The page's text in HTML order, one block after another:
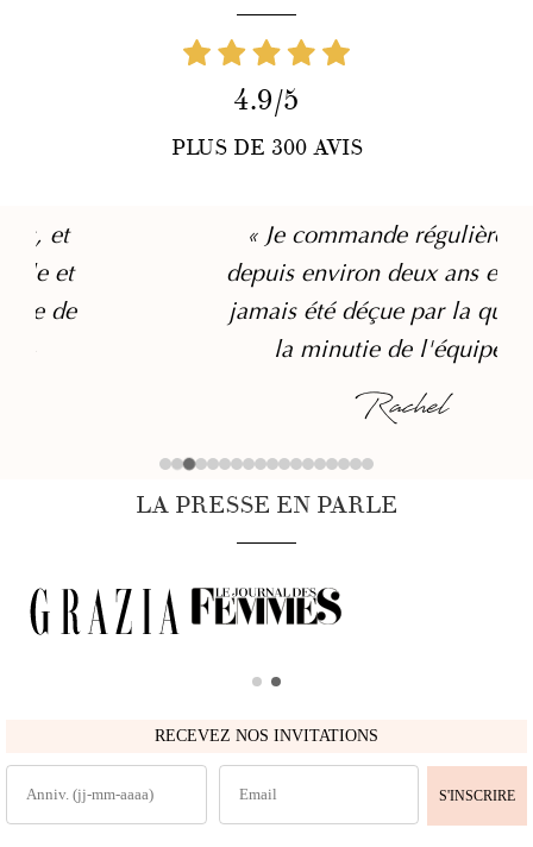
4.9/5
PLUS DE 300 AVIS
« Je commande régulièrement
depuis environ deux ans et je n'ai
jamais été déçue par la qualité et
la minutie de l'équipe. »
LA PRESSE EN PARLE
RECEVEZ NOS INVITATIONS
S'INSCRIRE